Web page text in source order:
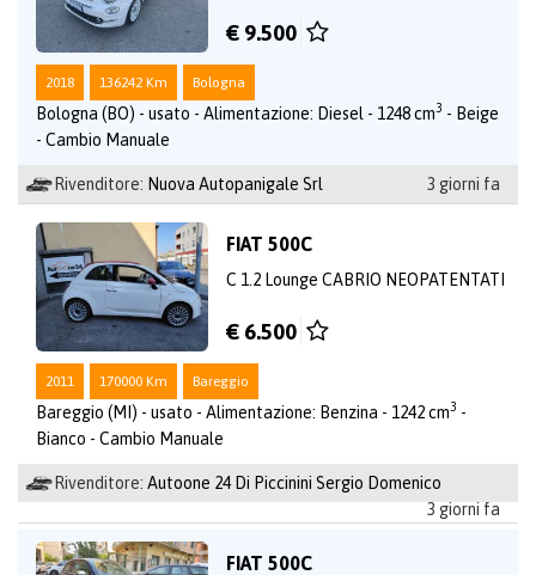
€ 9.500
2018 136242 Km Bologna
Bologna (BO) - usato - Alimentazione: Diesel - 1248 cm3 - Beige
- Cambio Manuale
Rivenditore: Nuova Autopanigale Srl 3 giorni fa
FIAT 500C
C 1.2 Lounge CABRIO NEOPATENTATI
€ 6.500
2011 170000 Km Bareggio
Bareggio (MI) - usato - Alimentazione: Benzina - 1242 cm3 -
Bianco - Cambio Manuale
Rivenditore: Autoone 24 Di Piccinini Sergio Domenico
3 giorni fa
FIAT 500C